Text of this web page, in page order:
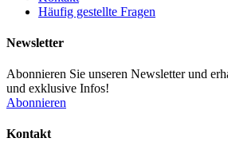
Häufig gestellte Fragen
Newsletter
Abonnieren Sie unseren Newsletter und
und exklusive Infos!
Abonnieren
Kontakt